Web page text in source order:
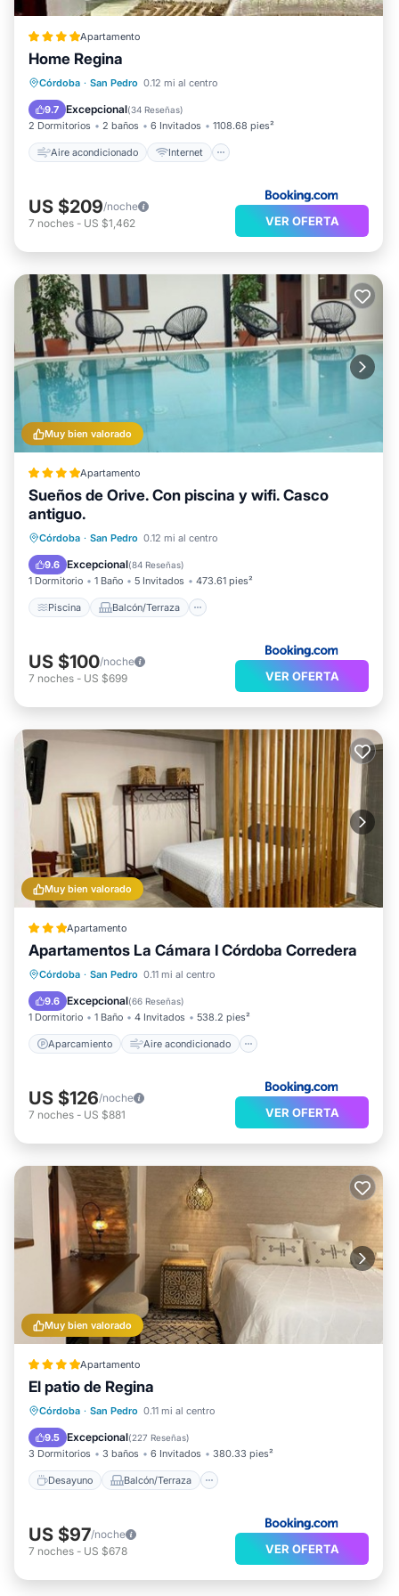
Apartamento
Home Regina
Córdoba · San Pedro 0.12 mi al centro
9.7 Excepcional(34 Reseñas)
2 Dormitorios 2 baños 6 Invitados 1108.68 pies²
Aire acondicionado Internet
Aire acondicionado
Internet
Apto para niños
US $209/noche
7 noches - US $1,462 VER OFERTA
Muy bien valorado
Apartamento
Sueños de Orive. Con piscina y wifi. Casco
antiguo.
Córdoba · San Pedro 0.12 mi al centro
9.6 Excepcional(84 Reseñas)
1 Dormitorio 1 Baño 5 Invitados 473.61 pies²
Piscina Balcón/Terraza
Piscina
Balcón/Terraza
Aire acondicionado
US $100/noche
7 noches - US $699 VER OFERTA
Muy bien valorado
Apartamento
Apartamentos La Cámara I Córdoba Corredera
Córdoba · San Pedro 0.11 mi al centro
9.6 Excepcional(66 Reseñas)
1 Dormitorio 1 Baño 4 Invitados 538.2 pies²
Aparcamiento Aire acondicionado
Aparcamiento
Aire acondicionado
Internet
Apto para niños
US $126/noche
7 noches - US $881 VER OFERTA
Muy bien valorado
Apartamento
El patio de Regina
Córdoba · San Pedro 0.11 mi al centro
9.5 Excepcional(227 Reseñas)
3 Dormitorios 3 baños 6 Invitados 380.33 pies²
Desayuno Balcón/Terraza
Desayuno Balcón/Terraza
Aire acondicionado
US $97/noche
7 noches - US $678 VER OFERTA